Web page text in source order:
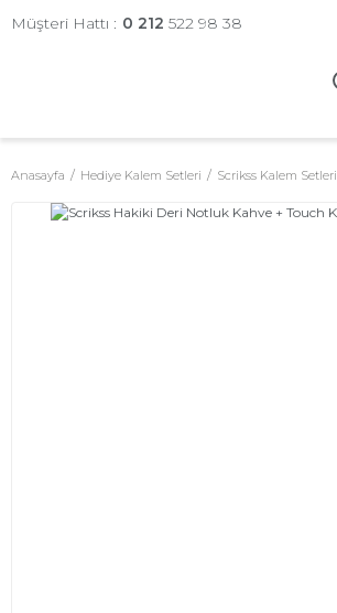
Müşteri Hattı : 0 212 522 98 38
Anasayfa Hediye Kalem Setleri Scrikss Kalem Setleri